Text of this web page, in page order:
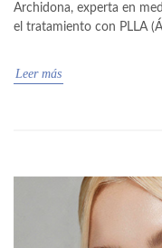
Archidona, experta en
el tratamiento con PLLA
Leer más